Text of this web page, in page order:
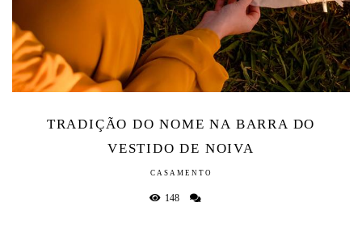
TRADIÇÃO DO NOME NA BARRA DO
VESTIDO DE NOIVA
CASAMENTO
148